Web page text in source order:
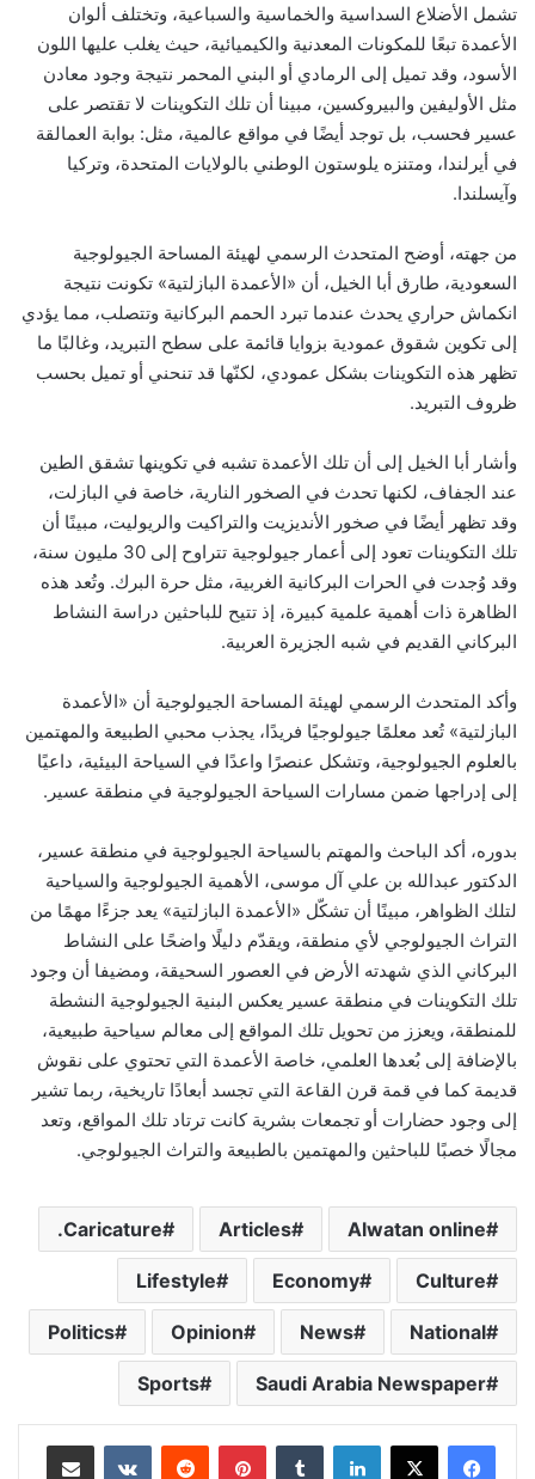
تشمل الأضلاع السداسية والخماسية والسباعية، وتختلف ألوان
الأعمدة تبعًا للمكونات المعدنية والكيميائية، حيث يغلب عليها اللون
الأسود، وقد تميل إلى الرمادي أو البني المحمر نتيجة وجود معادن
مثل الأوليفين والبيروكسين، مبينا أن تلك التكوينات لا تقتصر على
عسير فحسب، بل توجد أيضًا في مواقع عالمية، مثل: بوابة العمالقة
في أيرلندا، ومتنزه يلوستون الوطني بالولايات المتحدة، وتركيا
وآيسلندا.
من جهته، أوضح المتحدث الرسمي لهيئة المساحة الجيولوجية
السعودية، طارق أبا الخيل، أن «الأعمدة البازلتية» تكونت نتيجة
انكماش حراري يحدث عندما تبرد الحمم البركانية وتتصلب، مما يؤدي
إلى تكوين شقوق عمودية بزوايا قائمة على سطح التبريد، وغالبًا ما
تظهر هذه التكوينات بشكل عمودي، لكنّها قد تنحني أو تميل بحسب
ظروف التبريد.
وأشار أبا الخيل إلى أن تلك الأعمدة تشبه في تكوينها تشقق الطين
عند الجفاف، لكنها تحدث في الصخور النارية، خاصة في البازلت،
وقد تظهر أيضًا في صخور الأنديزيت والتراكيت والريوليت، مبينًا أن
تلك التكوينات تعود إلى أعمار جيولوجية تتراوح إلى 30 مليون سنة،
وقد وُجدت في الحرات البركانية الغربية، مثل حرة البرك. وتُعد هذه
الظاهرة ذات أهمية علمية كبيرة، إذ تتيح للباحثين دراسة النشاط
البركاني القديم في شبه الجزيرة العربية.
وأكد المتحدث الرسمي لهيئة المساحة الجيولوجية أن «الأعمدة
البازلتية» تُعد معلمًا جيولوجيًا فريدًا، يجذب محبي الطبيعة والمهتمين
بالعلوم الجيولوجية، وتشكل عنصرًا واعدًا في السياحة البيئية، داعيًا
إلى إدراجها ضمن مسارات السياحة الجيولوجية في منطقة عسير.
بدوره، أكد الباحث والمهتم بالسياحة الجيولوجية في منطقة عسير،
الدكتور عبدالله بن علي آل موسى، الأهمية الجيولوجية والسياحية
لتلك الظواهر، مبينًا أن تشكّل «الأعمدة البازلتية» يعد جزءًا مهمًا من
التراث الجيولوجي لأي منطقة، ويقدّم دليلًا واضحًا على النشاط
البركاني الذي شهدته الأرض في العصور السحيقة، ومضيفا أن وجود
تلك التكوينات في منطقة عسير يعكس البنية الجيولوجية النشطة
للمنطقة، ويعزز من تحويل تلك المواقع إلى معالم سياحية طبيعية،
بالإضافة إلى بُعدها العلمي، خاصة الأعمدة التي تحتوي على نقوش
قديمة كما في قمة قرن القاعة التي تجسد أبعادًا تاريخية، ربما تشير
إلى وجود حضارات أو تجمعات بشرية كانت ترتاد تلك المواقع، وتعد
مجالًا خصبًا للباحثين والمهتمين بالطبيعة والتراث الجيولوجي.
Alwatan online
Articles
Caricature.
Culture
Economy
Lifestyle
National
News
Opinion
Politics
Saudi Arabia Newspaper
Sports
لينكدإن بينتيريست